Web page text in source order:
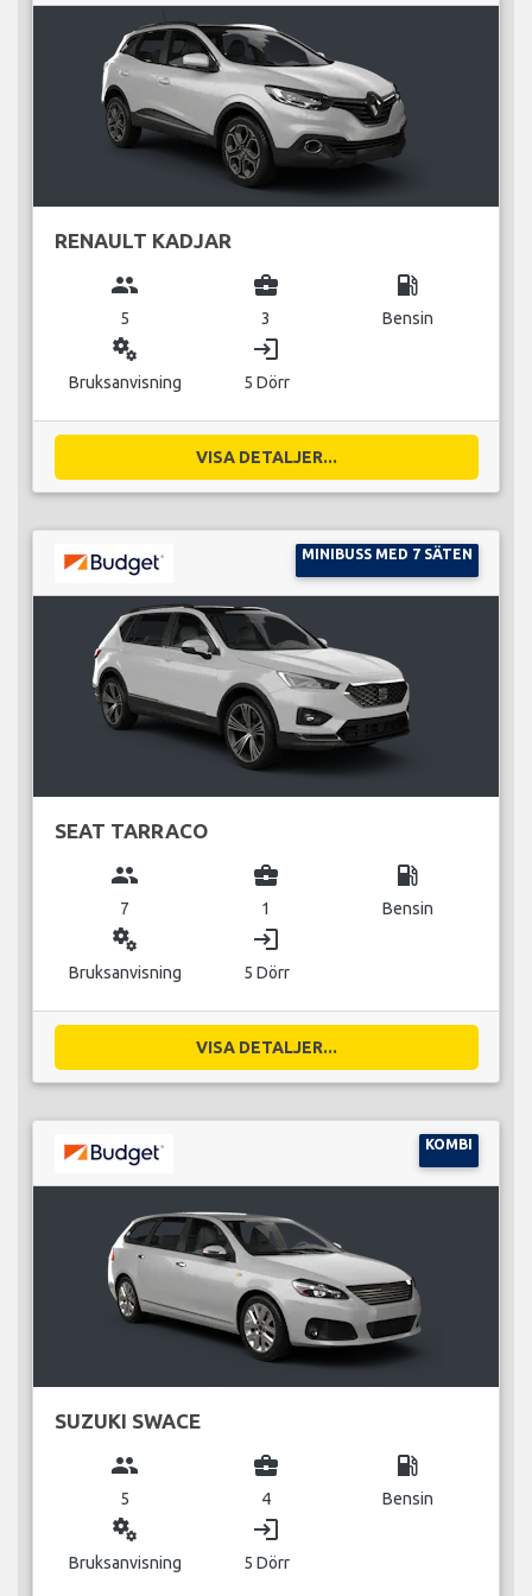
RENAULT KADJAR
group
5
business_center
3
local_gas_station
Bensin
miscellaneous_services
Bruksanvisning
login
5 Dörr
VISA DETALJER...
MINIBUSS MED 7 SÄTEN
SEAT TARRACO
group
7
business_center
1
local_gas_station
Bensin
miscellaneous_services
Bruksanvisning
login
5 Dörr
VISA DETALJER...
KOMBI
SUZUKI SWACE
group
5
business_center
4
local_gas_station
Bensin
miscellaneous_services
Bruksanvisning
login
5 Dörr